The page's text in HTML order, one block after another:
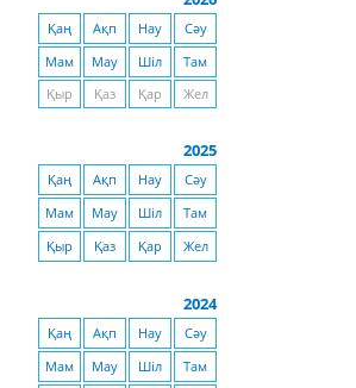
Қаң Ақп Нау
Сәу
Мам
Мау Шіл
Там
Қыр
Қаз Қар Жел
2025
Қаң Ақп Нау
Сәу
Мам
Мау Шіл
Там
Қыр
Қаз Қар Жел
2024
Қаң Ақп Нау
Сәу
Мам
Мау Шіл Там